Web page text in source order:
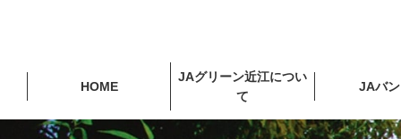
HOME
JAグリーン近江につい
て
JAバ